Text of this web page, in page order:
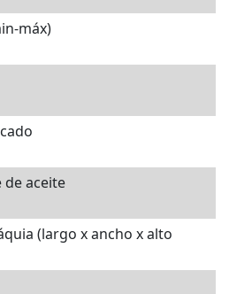
máx)
de aceite
(largo x ancho x alto